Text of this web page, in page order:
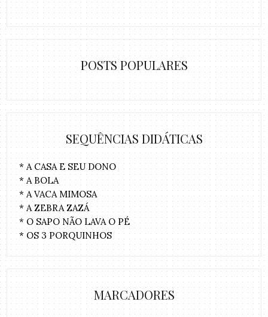
POSTS POPULARES
SEQUÊNCIAS DIDÁTICAS
* A CASA E SEU DONO
* A BOLA
* A VACA MIMOSA
* A ZEBRA ZAZÁ
* O SAPO NÃO LAVA O PÉ
* OS 3 PORQUINHOS
MARCADORES